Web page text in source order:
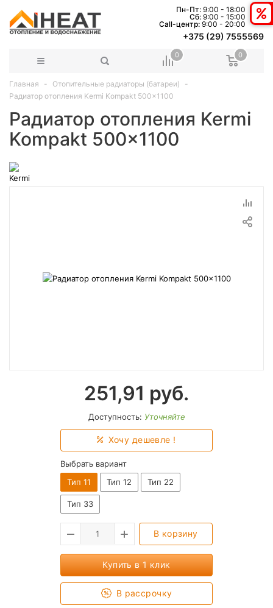
Пн-Пт: 9:00 - 18:00
Сб: 9:00 - 15:00
Сall-центр: 9:00 - 20:00
+375 (29) 7555569
0 0
Главная
Отопительные радиаторы (батареи)
Радиатор отопления Kermi Kompakt 500x1100
Радиатор отопления Kermi
Kompakt 500x1100
251,91 руб.
Доступность: Уточняйте
Хочу дешевле !
Выбрать вариант
Тип 11
Тип 12 Тип 22
Тип 33
В корзину
Купить в 1 клик
В рассрочку